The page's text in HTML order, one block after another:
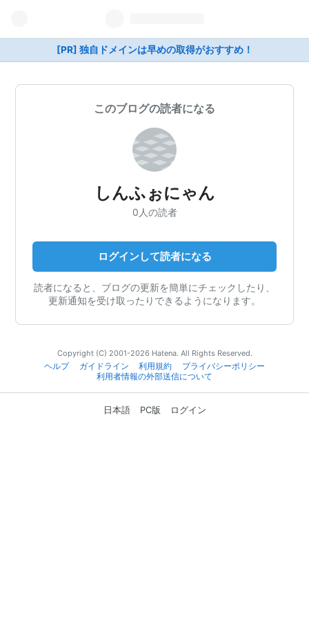
[PR] 独自ドメインは早めの取得がおすすめ！
このブログの読者になる
しんふぉにゃん
0人の読者
ログインして読者になる
読者になると、ブログの更新を簡単にチェックしたり、
更新通知を受け取ったりできるようになります。
Copyright (C) 2001-2026 Hatena. All Rights Reserved.
ヘルプ
ガイドライン 利用規約
プライバシーポリシー
利用者情報の外部送信について
日本語 PC版 ログイン